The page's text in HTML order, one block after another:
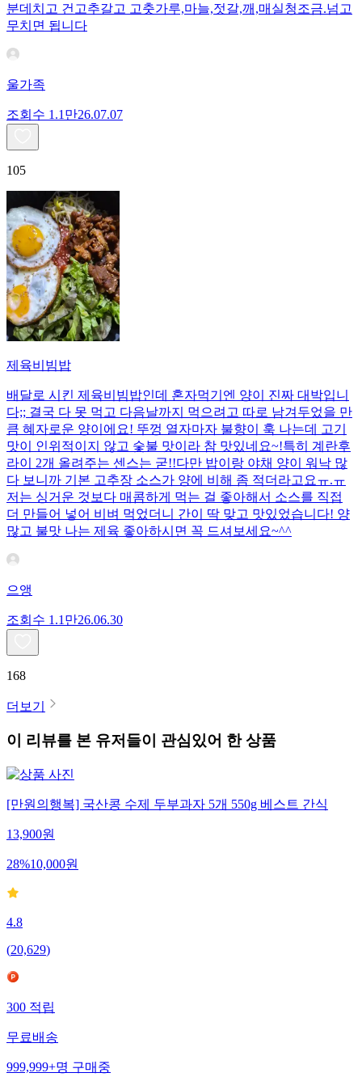
분데치고 건고추갈고 고춧가루,마늘,젓갈,깨,매실청조금.넘고
무치면 됩니다
울가족
조회수 1.1만26.07.07
105
제육비빔밥
배달로 시킨 제육비빔밥인데 혼자먹기엔 양이 진짜 대박입니
다;; 결국 다 못 먹고 다음날까지 먹으려고 따로 남겨두었을 만
큼 혜자로운 양이에요! 뚜껑 열자마자 불향이 훅 나는데 고기
맛이 인위적이지 않고 숯불 맛이라 참 맛있네요~!특히 계란후
라이 2개 올려주는 센스는 굳!! ​다만 밥이랑 야채 양이 워낙 많
다 보니까 기본 고추장 소스가 양에 비해 좀 적더라고요ㅠ.ㅠ
저는 싱거운 것보다 매콤하게 먹는 걸 좋아해서 소스를 직접
더 만들어 넣어 비벼 먹었더니 간이 딱 맞고 맛있었습니다! 양
많고 불맛 나는 제육 좋아하시면 꼭 드셔보세요~^^
으앵
조회수 1.1만26.06.30
168
더보기
이 리뷰를 본 유저들이 관심있어 한 상품
[만원의행복] 국산콩 수제 두부과자 5개 550g 베스트 간식
13,900원
28%10,000원
4.8
(20,629)
300 적립
무료배송
999,999+명 구매중